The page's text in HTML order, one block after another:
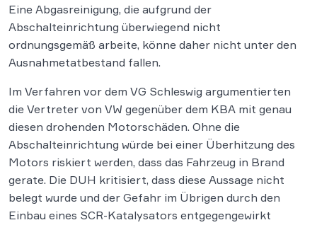
Eine Abgasreinigung, die aufgrund der
Abschalteinrichtung überwiegend nicht
ordnungsgemäß arbeite, könne daher nicht unter den
Ausnahmetatbestand fallen.
Im Verfahren vor dem VG Schleswig argumentierten
die Vertreter von VW gegenüber dem KBA mit genau
diesen drohenden Motorschäden. Ohne die
Abschalteinrichtung würde bei einer Überhitzung des
Motors riskiert werden, dass das Fahrzeug in Brand
gerate. Die DUH kritisiert, dass diese Aussage nicht
belegt wurde und der Gefahr im Übrigen durch den
Einbau eines SCR-Katalysators entgegengewirkt